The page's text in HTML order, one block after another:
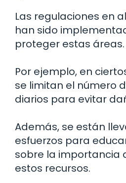
Las regulaciones en
han sido
proteger estas áreas.
Por ejemplo, en
se limitan el número
diarios para evitar
Además, se están
esfuerzos para
sobre la importancia
estos recursos.